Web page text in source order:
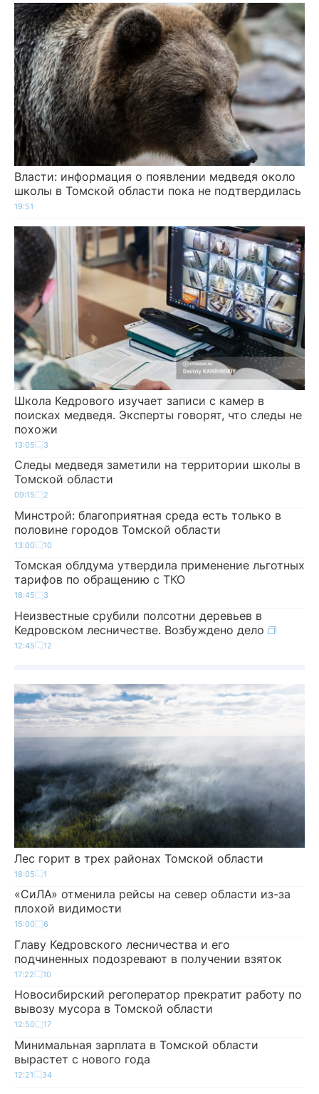
Власти: информация о появлении медведя около
школы в Томской области пока не подтвердилась
19:51
Школа Кедрового изучает записи с камер в
поисках медведя. Эксперты говорят, что следы не
похожи
13:05 3
Следы медведя заметили на территории школы в
Томской области
09:15 2
Минстрой: благоприятная среда есть только в
половине городов Томской области
13:00 10
Томская облдума утвердила применение льготных
тарифов по обращению с ТКО
18:45 3
Неизвестные срубили полсотни деревьев в
Кедровском лесничестве. Возбуждено дело
12:45 12
Лес горит в трех районах Томской области
18:05 1
«СиЛА» отменила рейсы на север области из-за
плохой видимости
15:00 6
Главу Кедровского лесничества и его
подчиненных подозревают в получении взяток
17:22 10
Новосибирский регоператор прекратит работу по
вывозу мусора в Томской области
12:50 17
Минимальная зарплата в Томской области
вырастет с нового года
12:21 34